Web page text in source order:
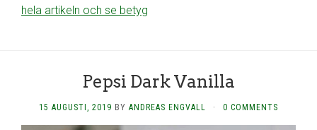
hela artikeln och se betyg
Pepsi Dark Vanilla
15 AUGUSTI, 2019 BY ANDREAS ENGVALL · 0 COMMENTS